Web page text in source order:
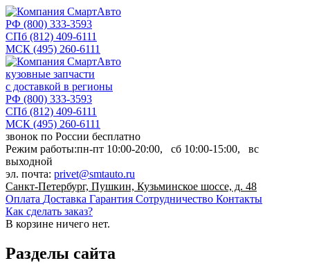
РФ (800) 333-3593
СПб (812) 409-6111
МСК (495) 260-6111
кузовные запчасти
с доставкой в регионы
РФ (800) 333-3593
СПб (812) 409-6111
МСК (495) 260-6111
звонок по России бесплатно
Режим работы:пн-пт 10:00-20:00, сб 10:00-15:00, вс
выходной
эл. почта: privet@smtauto.ru
Санкт-Петербург, Пушкин, Кузьминское шоссе, д. 48
Оплата Доставка Гарантия Сотрудничество Контакты
Как сделать заказ?
В корзине ничего нет.
Разделы сайта